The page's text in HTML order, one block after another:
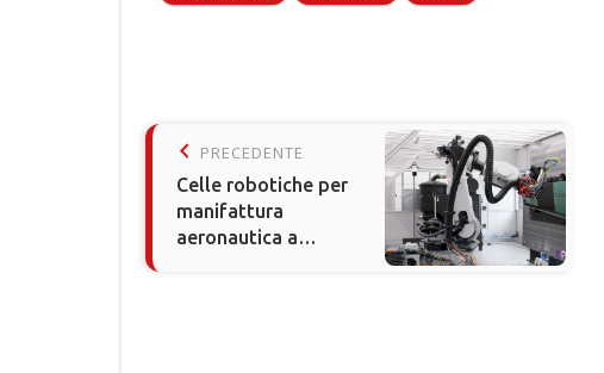
keyboard_arrow_left PRECEDENTE
Celle robotiche per
manifattura
aeronautica a